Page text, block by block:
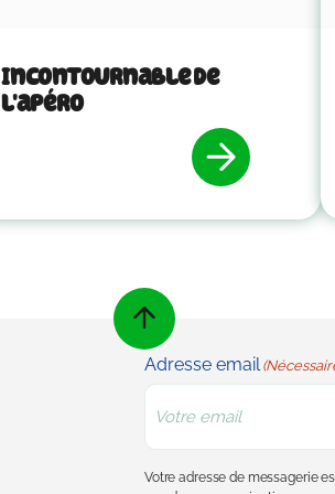
Incontournable de
l'apéro
Adresse email
Votre adresse de messagerie